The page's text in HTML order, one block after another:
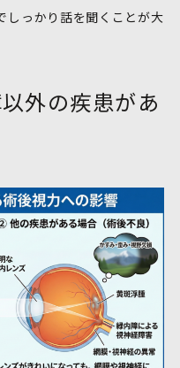
しっかり話を聞くことが大
外の疾患があ